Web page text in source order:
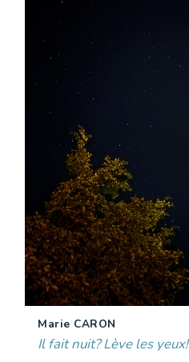
Marie CARON
Il fait nuit? Lève les yeux!